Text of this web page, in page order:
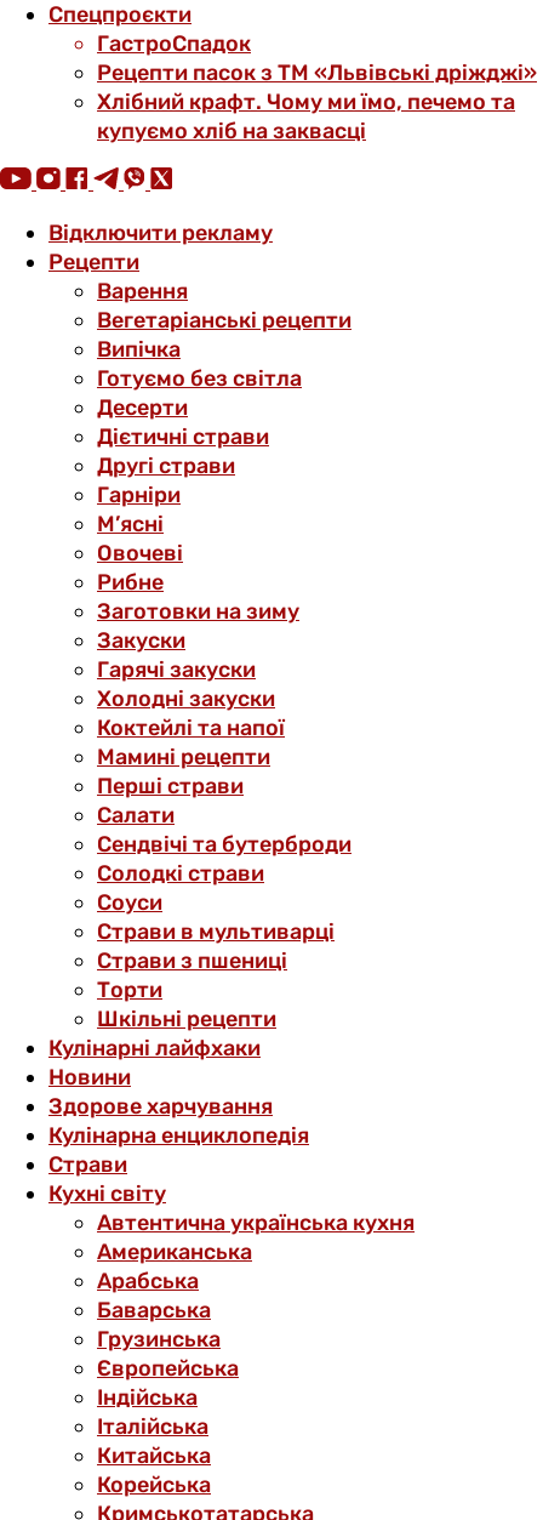
Спецпроєкти
ГастроСпадок
Рецепти пасок з ТМ «Львівські дріжджі»
Хлібний крафт. Чому ми їмо, печемо та
купуємо хліб на заквасці
Відключити рекламу
Рецепти
Варення
Вегетаріанські рецепти
Випічка
Готуємо без світла
Десерти
Дієтичні страви
Другі страви
Гарніри
М’ясні
Овочеві
Рибне
Заготовки на зиму
Закуски
Гарячі закуски
Холодні закуски
Коктейлі та напої
Мамині рецепти
Перші страви
Салати
Сендвічі та бутерброди
Солодкі страви
Соуси
Страви в мультиварці
Страви з пшениці
Торти
Шкільні рецепти
Кулінарні лайфхаки
Новини
Здорове харчування
Кулінарна енциклопедія
Страви
Кухні світу
Автентична українська кухня
Американська
Арабська
Баварська
Грузинська
Європейська
Індійська
Італійська
Китайська
Корейська
Кримськотатарська